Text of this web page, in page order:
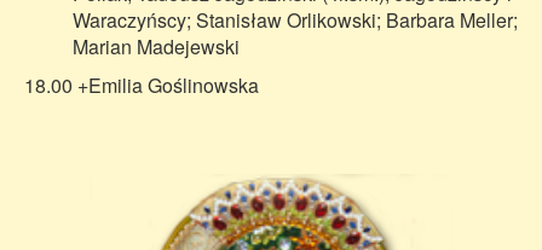
Waraczyńscy; Stanisław Orlikowski; Barbara Meller;
Marian Madejewski
18.00 +Emilia Goślinowska